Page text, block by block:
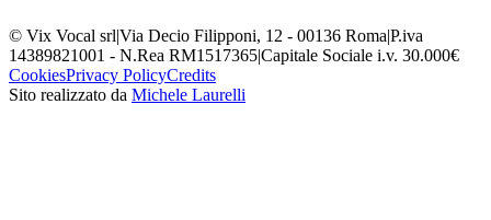
© Vix Vocal srl|Via Decio Filipponi, 12 - 00136 Roma|P.iva
14389821001 - N.Rea RM1517365|Capitale Sociale i.v. 30.000€
CookiesPrivacy PolicyCredits
Sito realizzato da Michele Laurelli